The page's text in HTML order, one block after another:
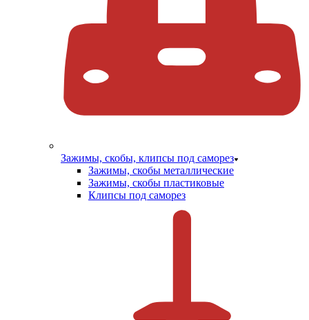
Зажимы, скобы, клипсы под саморез
Зажимы, скобы металлические
Зажимы, скобы пластиковые
Клипсы под саморез